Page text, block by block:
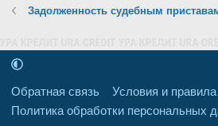
Задолженность судебным
Обратная связь
Условия и правила
Политика обработки персональных